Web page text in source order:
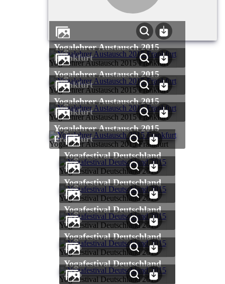
Yogalehrer Austausch 2015 Frankfurt
Yogalehrer Austausch 2015
Frankfurt
Yogalehrer Austausch 2015 Frankfurt
Yogalehrer Austausch 2015
Frankfurt
Yogalehrer Austausch 2015 Frankfurt
Yogalehrer Austausch 2015
Frankfurt
Yogalehrer Austausch 2015 Frankfurt
Yogalehrer Austausch 2015
Frankfurt
Yogafestival Deutschland 2015
Yogafestival Deutschland
2015
Yogafestival Deutschland 2015
Yogafestival Deutschland
2015
Yogafestival Deutschland 2015
Yogafestival Deutschland
2015
Yogafestival Deutschland 2015
Yogafestival Deutschland
2015
Yogafestival Deutschland 2015
Yogafestival Deutschland
2015